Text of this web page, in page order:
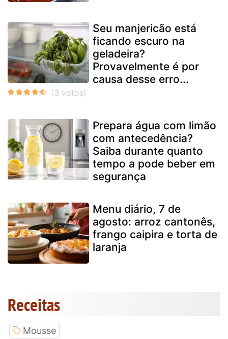
Seu manjericão está
ficando escuro na
geladeira?
Provavelmente é por
causa desse erro...
Prepara água com limão
com antecedência?
Saiba durante quanto
tempo a pode beber em
segurança
Menu diário, 7 de
agosto: arroz cantonês,
frango caipira e torta de
laranja
Receitas
Mousse